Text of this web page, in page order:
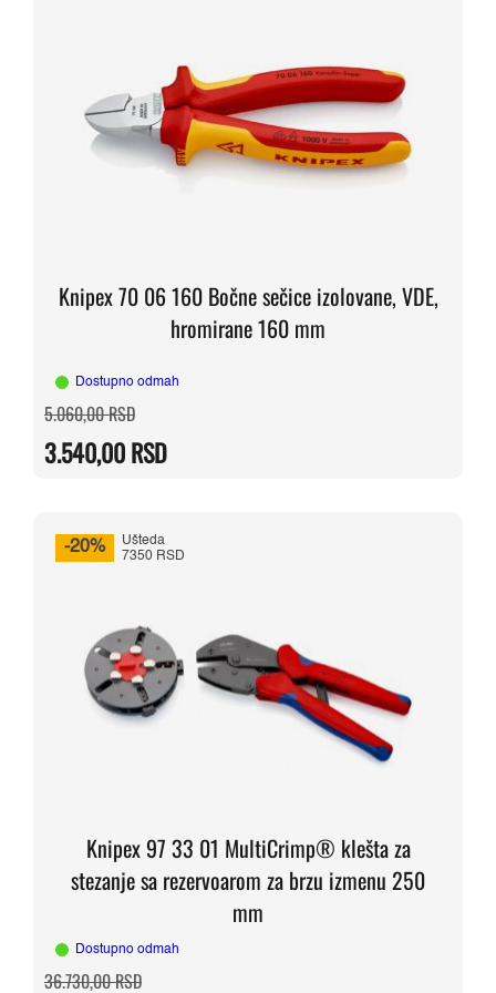
Knipex 70 06 160 Bočne sečice izolovane, VDE,
hromirane 160 mm
Dostupno odmah
5.060,00RSDOriginalna
cena
bila:
5.060,00 RSD.
3.540,00RSD
Trenutna
cena
3.540,00 RSD.
-20%
Ušteda
7350 RSD
Knipex 97 33 01 MultiCrimp® klešta za
stezanje sa rezervoarom za brzu izmenu 250
mm
Dostupno odmah
36.730,00RSDOriginalna
Trenutna